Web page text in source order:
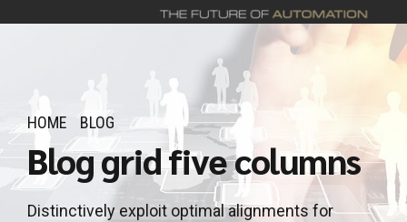
HOME BLOG
Blog grid five columns
Distinctively exploit optimal alignments for